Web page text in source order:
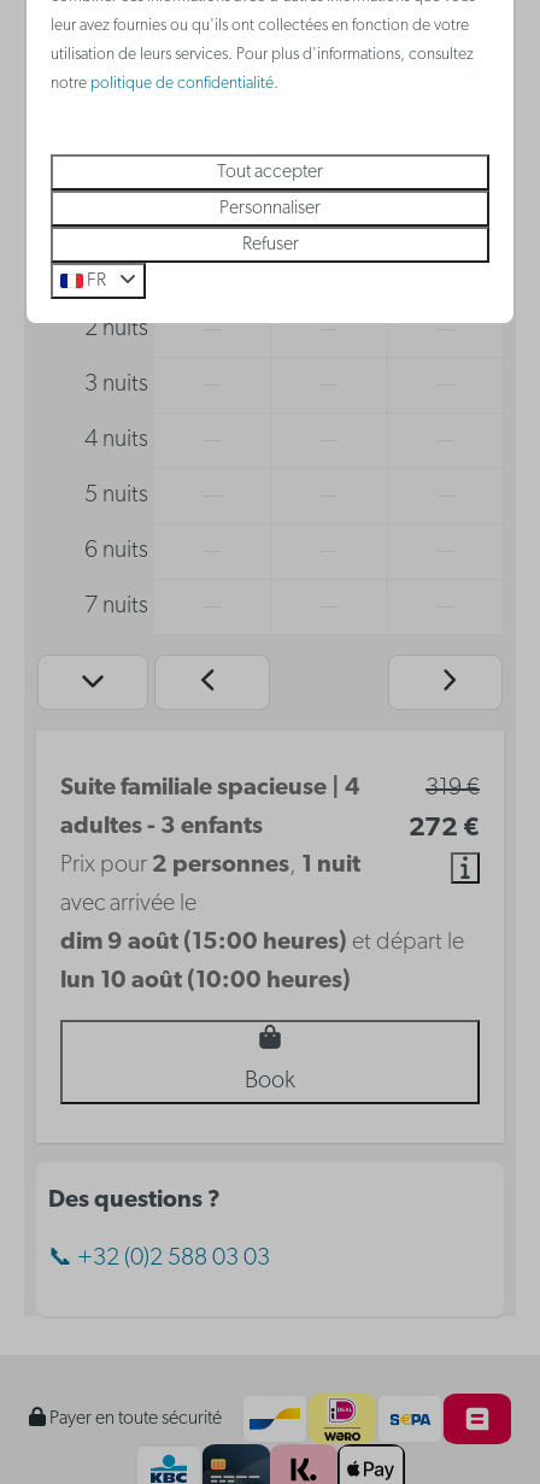
Plaque de cuisson vitrocéramique
Lave-vaisselle
Salle de bain
2 personnes
sam
8 août
dim
9 août
lun
10 août
1 nuit
2 nuits — — —
3 nuits
4 nuits
5 nuits
6 nuits
7 nuits
319 €
272 €
Suite familiale spacieuse | 4
adultes - 3 enfants
Prix pour 2 personnes, 1 nuit
avec arrivée le
dim 9 août (15:00 heures) et départ le
lun 10 août (10:00 heures)
Book
Des questions ?
📞 +32 (0)2 588 03 03
Payer en toute sécurité
leur avez fournies ou qu'ils ont collectées en fonction de votre
utilisation de leurs services. Pour plus d'informations, consultez
notre politique de confidentialité.
Tout accepter
Personnaliser
Refuser
FR